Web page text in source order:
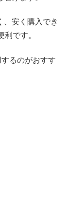
、安く購入でき
です。
るのがおすす